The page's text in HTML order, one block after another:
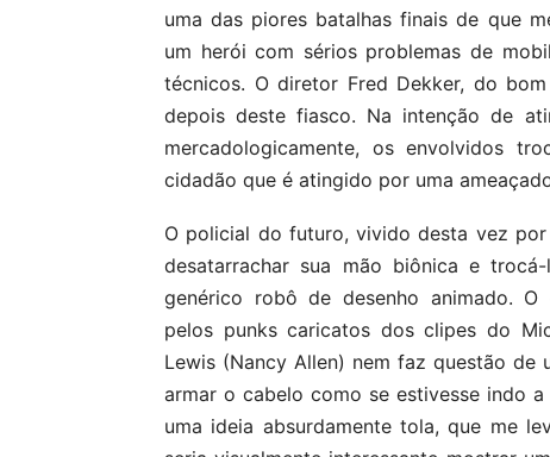
uma das piores batalhas finais de que
um herói com sérios problemas de
técnicos. O diretor Fred Dekker, do
depois deste fiasco. Na intenção de
mercadologicamente, os envolvidos
cidadão que é atingido por uma
O policial do futuro, vivido desta vez
desatarrachar sua mão biônica e
genérico robô de desenho animado. O
pelos punks caricatos dos clipes do
Lewis (Nancy Allen) nem faz questão
armar o cabelo como se estivesse indo
uma ideia absurdamente tola, que me